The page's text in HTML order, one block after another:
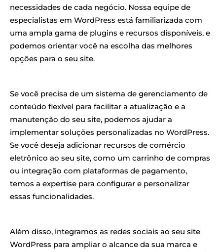
necessidades de cada negócio. Nossa equipe de
especialistas em WordPress está familiarizada com
uma ampla gama de plugins e recursos disponíveis, e
podemos orientar você na escolha das melhores
opções para o seu site.
Se você precisa de um sistema de gerenciamento de
conteúdo flexível para facilitar a atualização e a
manutenção do seu site, podemos ajudar a
implementar soluções personalizadas no WordPress.
Se você deseja adicionar recursos de comércio
eletrônico ao seu site, como um carrinho de compras
ou integração com plataformas de pagamento,
temos a expertise para configurar e personalizar
essas funcionalidades.
Além disso, integramos as redes sociais ao seu site
WordPress para ampliar o alcance da sua marca e